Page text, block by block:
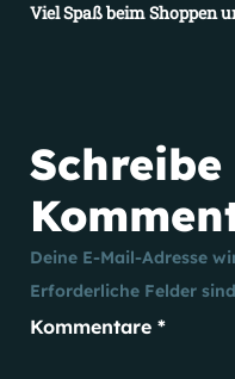
Viel Spaß beim Shoppen
Schreibe
Deine E-Mail-Adresse
Erforderliche Felder
Kommentare *